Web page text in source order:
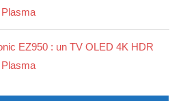
EZ950 : un TV OLED 4K HDR